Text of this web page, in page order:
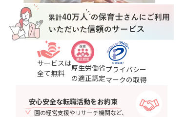
サービスは
全て無料
厚生労働省
の適正認定
プライバシー
マークの取得
安心安全な転職活動をお約束
園の経営支援やリサーチ機関など、